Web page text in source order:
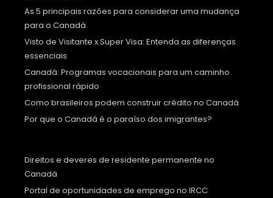
As 5 principais razões para considerar uma mudança
para o Canadá
Visto de Visitante x Super Visa: Entenda as diferenças
essenciais
Canadá: Programas vocacionais para um caminho
profissional rápido
Como brasileiros podem construir crédito no Canadá
Por que o Canadá é o paraíso dos imigrantes?
Direitos e deveres de residente permanente no
Canadá
Portal de oportunidades de emprego no IRCC